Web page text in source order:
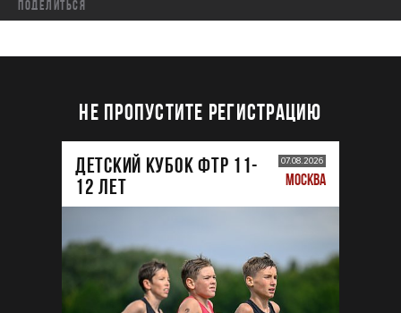
Поделиться
НЕ ПРОПУСТИТЕ РЕГИСТРАЦИЮ
ДЕТСКИЙ КУБОК ФТР 11-
12 лет
07.08.2026
МОСКВА